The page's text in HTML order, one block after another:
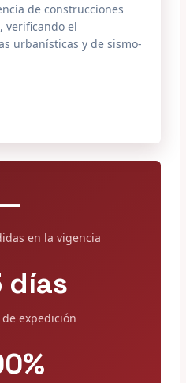
de construcciones
verificando el
urbanísticas y de sismo-
—
en la vigencia
días
expedición